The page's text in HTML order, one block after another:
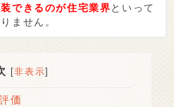
できるのが住宅業界といって
ません。
[非表示]
価